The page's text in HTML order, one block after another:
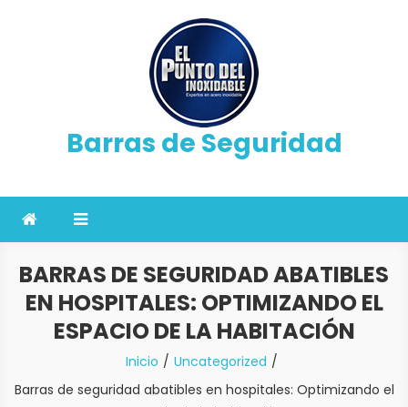
Barras de Seguridad
BARRAS DE SEGURIDAD ABATIBLES
EN HOSPITALES: OPTIMIZANDO EL
ESPACIO DE LA HABITACIÓN
Inicio
Uncategorized
Barras de seguridad abatibles en hospitales: Optimizando el